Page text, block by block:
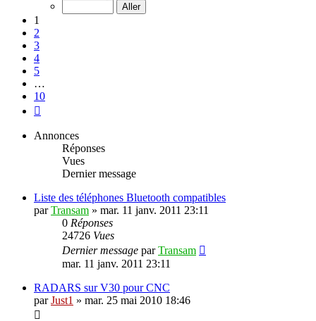
1
2
3
4
5
…
10
Annonces
Réponses
Vues
Dernier message
Liste des téléphones Bluetooth compatibles
parTransam » mar. 11 janv. 2011 23:11
0 Réponses
24726 Vues
Dernier message parTransam
mar. 11 janv. 2011 23:11
RADARS sur V30 pour CNC
parJust1 » mar. 25 mai 2010 18:46